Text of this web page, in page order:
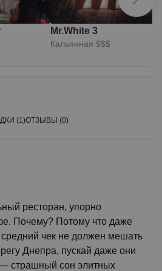
Mr.White 3
Кальянная $$$
(1)ОТЗЫВЫ (0)
ресторан, упорно
Почему? Потому что даже
чек не должен мешать
Днепра, пускай даже они
страшный сон элитных